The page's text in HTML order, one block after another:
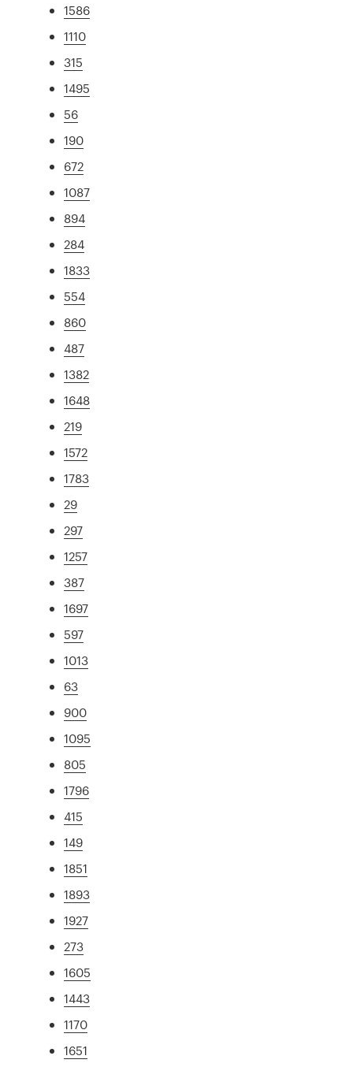
1586
1110
315
1495
56
190
672
1087
894
284
1833
554
860
487
1382
1648
219
1572
1783
29
297
1257
387
1697
597
1013
63
900
1095
805
1796
415
149
1851
1893
1927
273
1605
1443
1170
1651